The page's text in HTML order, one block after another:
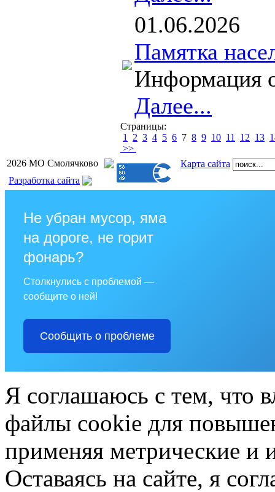
01.06.2026
Памятка
Информация
Далее...
Страницы:
1
2 3 4 5 6 7 8 9 10 11 12 13
>>
2026 МО Смолячково
Карта сайта
Разработка сайта
Не убран мусор, яма
на дороге, не горит
фонарь?
Столкнулись с проблемой —
сообщите о ней!
Сообщить о проблеме
Я соглашаюсь с тем, что
файлы cookie для
применяя метрические и
Оставаясь на сайте, я